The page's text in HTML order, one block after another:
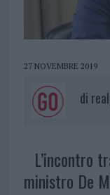
27 NOVEMBRE 2019
di
L’incontro
ministro De